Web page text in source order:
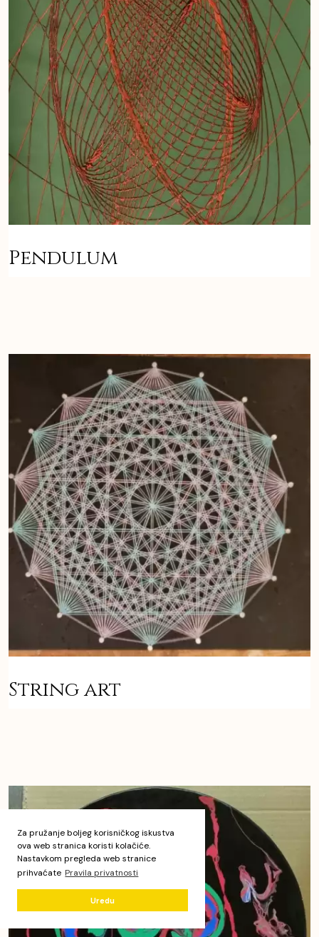
Za pružanje boljeg korisničkog iskustva
ova web stranica koristi kolačiće.
Nastavkom pregleda web stranice
prihvaćate Pravila privatnosti
Uredu
Pendulum
String art